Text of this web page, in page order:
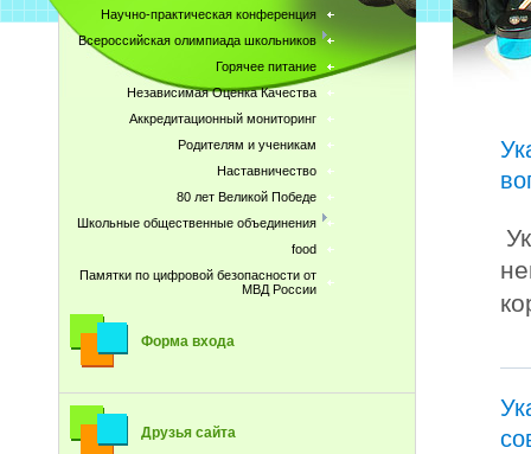
Научно-практическая конференция
Всероссийская олимпиада школьников
Горячее питание
Независимая Оценка Качества
Аккредитационный мониторинг
Родителям и ученикам
Наставничество
80 лет Великой Победе
Школьные общественные объединения
food
Памятки по цифровой безопасности от
МВД России
Форма входа
Друзья сайта